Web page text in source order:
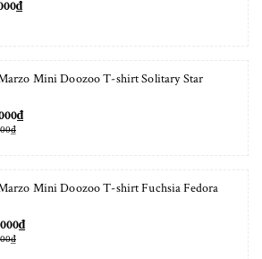
Mini Doozoo T-shirt Solitary Star
Mini Doozoo T-shirt Fuchsia Fedora